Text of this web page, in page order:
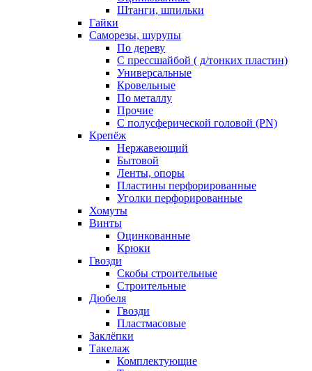
Штанги, шпильки
Гайки
Саморезы, шурупы
По дереву
С прессшайбой ( д/тонких пластин)
Универсальные
Кровельные
По металлу
Прочие
С полусферической головой (PN)
Крепёж
Нержавеющий
Бытовой
Ленты, опоры
Пластины перфорированные
Уголки перфорированные
Хомуты
Винты
Оцинкованные
Крюки
Гвозди
Скобы строительные
Строительные
Дюбеля
Гвозди
Пластмасовые
Заклёпки
Такелаж
Комплектующие